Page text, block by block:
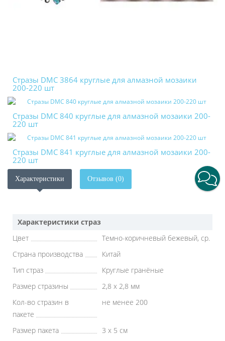
Стразы DMC 3864 круглые для алмазной мозаики
200-220 шт
Стразы DMC 840 круглые для алмазной мозаики 200-
220 шт
Стразы DMC 841 круглые для алмазной мозаики 200-
220 шт
Характеристики Отзывов (0)
Характеристики страз
Цвет
Темно-коричневый бежевый, ср.
Страна производства
Китай
Тип страз
Круглые гранёные
Размер стразины
2,8 х 2,8 мм
Кол-во стразин в
пакете
не менее 200
Размер пакета
3 х 5 см